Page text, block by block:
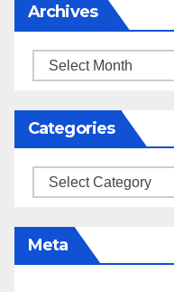
Archives
Archives
Categories
Categories
Meta